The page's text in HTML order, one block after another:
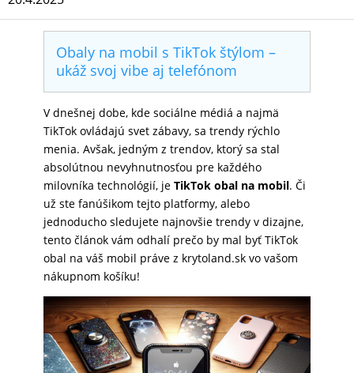
MOBIL
PRODUKTY
Obaly na mobil s TikTok štýlom –
ukáž svoj vibe aj telefónom
V dnešnej dobe, kde sociálne médiá a najmä
TikTok ovládajú svet zábavy, sa trendy rýchlo
menia. Avšak, jedným z trendov, ktorý sa stal
absolútnou nevyhnutnosťou pre každého
milovníka technológií, je TikTok obal na mobil. Či
už ste fanúšikom tejto platformy, alebo
jednoducho sledujete najnovšie trendy v dizajne,
tento článok vám odhalí prečo by mal byť TikTok
obal na váš mobil práve z krytoland.sk vo vašom
nákupnom košíku!